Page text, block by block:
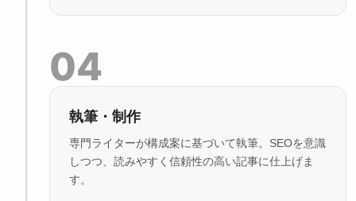
04
執筆・制作
専門ライターが構成案に基づいて執筆。SEOを意識
しつつ、読みやすく信頼性の高い記事に仕上げま
す。